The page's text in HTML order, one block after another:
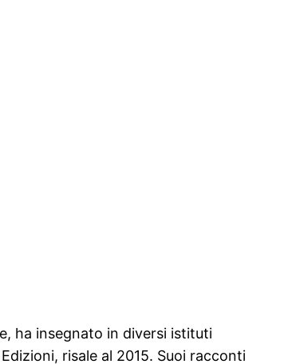
ha insegnato in diversi istituti
risale al 2015. Suoi racconti